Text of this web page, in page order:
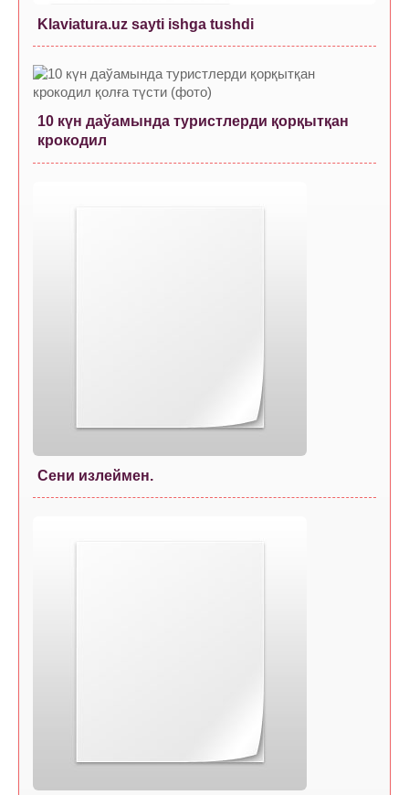
Klaviatura.uz sayti ishga tushdi
10 күн даўамында туристлерди қорқытқан
крокодил
Сени излеймен.